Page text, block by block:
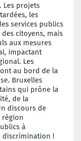
Les projets
les
services publics
citoyens, mais
aux mesures
impactant
Les
au bord de la
Bruxelles
qui prône la
de la
discours de
région
à
discrimination !